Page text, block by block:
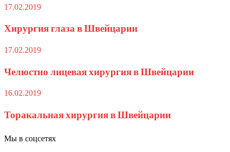
17.02.2019
Хирургия глаза в Швейцарии
17.02.2019
Челюстно лицевая хирургия в Швейцарии
16.02.2019
Торакальная хирургия в Швейцарии
Мы в соцсетях